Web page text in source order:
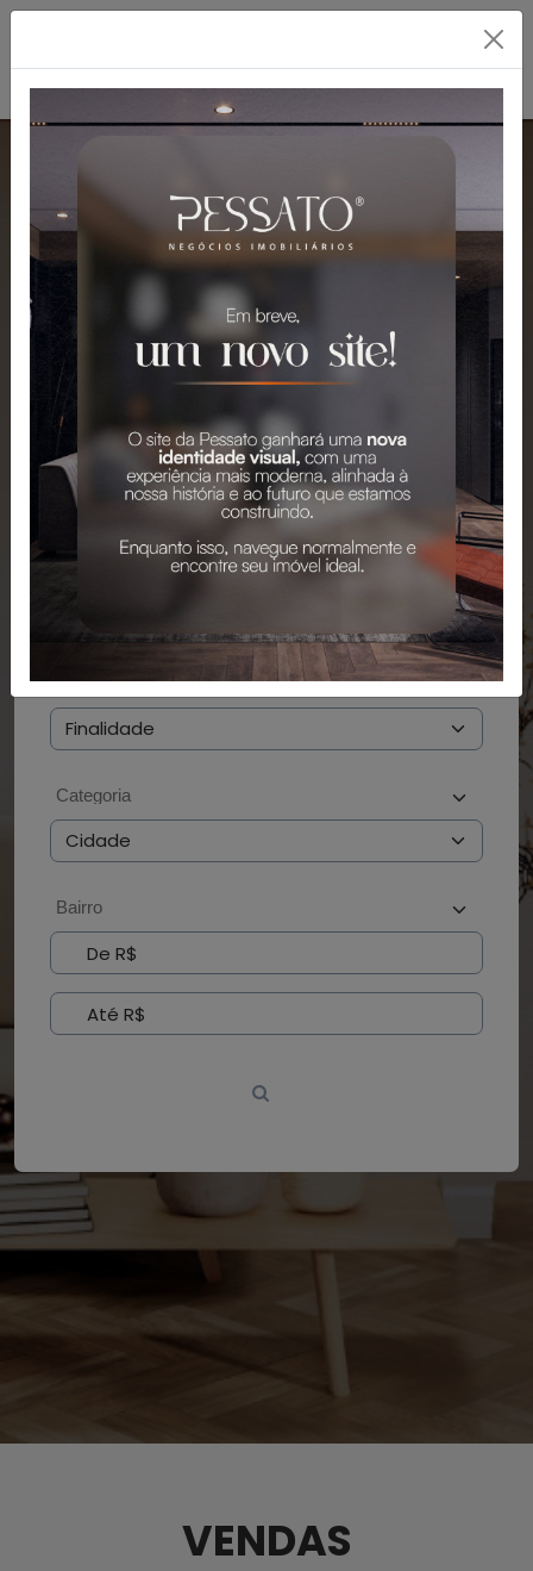
PESSATO: A MELHOR
IMOBILIÁRIA EM
GRAVATAÍ
Mais de 2.300 Imóveis para Venda e
Aluguel em Gravataí e Região.
PESQUISAR BUSCAR POR CÓDIGO
VENDAS